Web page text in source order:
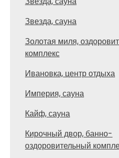
Звезда, сауна
Золотая миля,
комплекс
Ивановка, центр отдыха
Империя, сауна
Кайф, сауна
Кирочный двор, банно-
оздоровительный